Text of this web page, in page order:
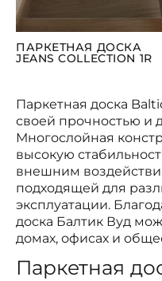
ПАРКЕТНАЯ ДОСКА
JEANS COLLECTION 1R
Паркетная доска
своей прочностью и
Многослойная
высокую
внешним
подходящей для
эксплуатации.
доска Балтик Вуд
домах, офисах и
Паркетная